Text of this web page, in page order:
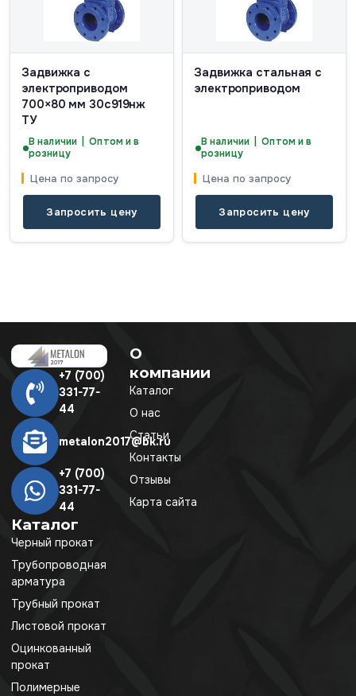
Задвижка с
электроприводом
700×80 мм 30с919нж
ТУ
В наличии | Оптом и в
розницу
Цена по запросу
Запросить цену
Задвижка стальная с
электроприводом
В наличии | Оптом и в
розницу
Цена по запросу
Запросить цену
+7 (700)
331-77-
44
metalon2017@bk.ru
+7 (700)
331-77-
44
Каталог
Черный прокат
Трубопроводная
арматура
Трубный прокат
Листовой прокат
Оцинкованный
прокат
Полимерные
О
компании
Каталог
О нас
Статьи
Контакты
Отзывы
Карта сайта